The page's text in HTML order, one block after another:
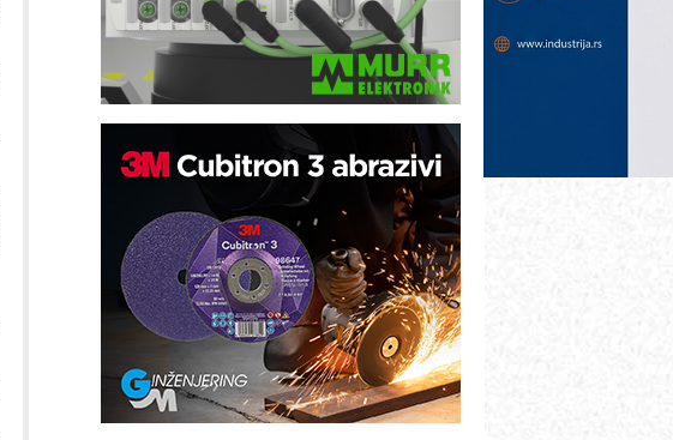
Trajna oznaka kao dugoročna korist
Bezbednost na prvom mestu!
IB BLUMENAUER - više od 40 godina
poverenja u industriji
RMQ-TITAN ADVANCED INDICATOR
– Pametna signalizacija za efikasnije
upravljanje mašinama